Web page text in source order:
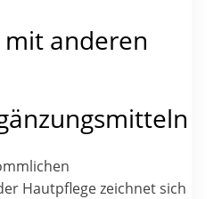
anderen
Hautpflege zeichnet sich